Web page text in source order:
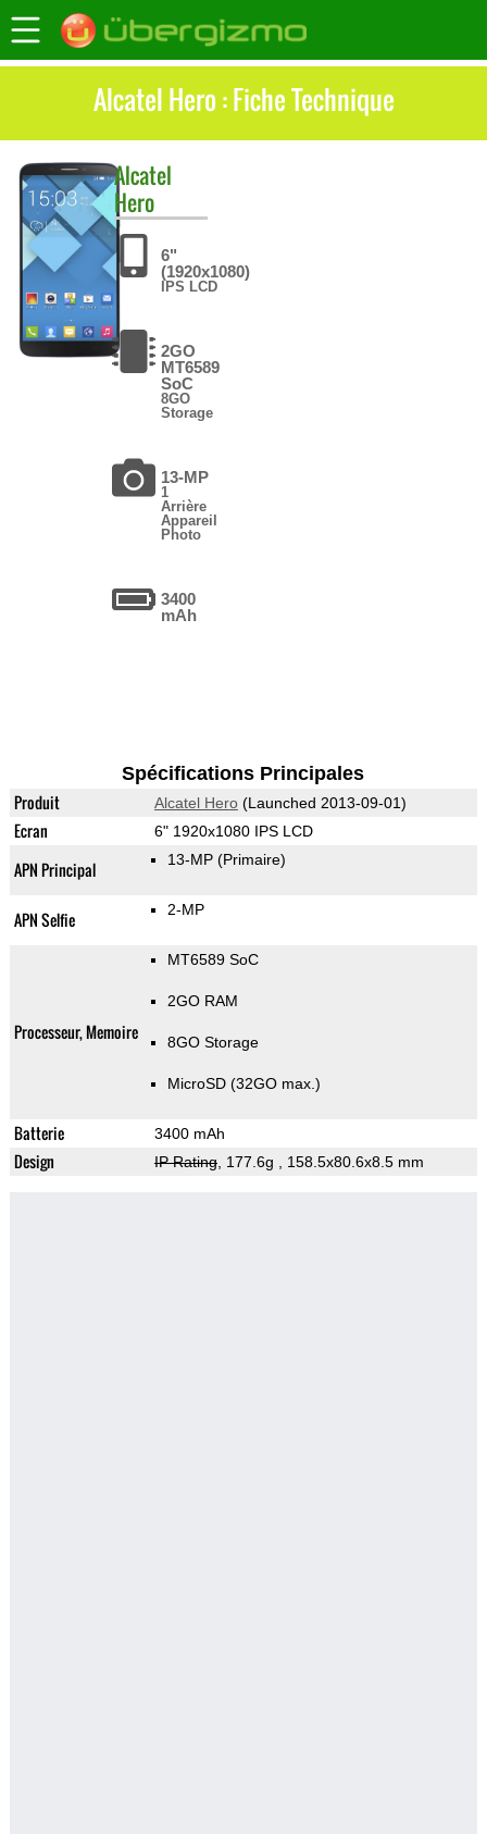
Alcatel Hero : Fiche Technique
Alcatel
Hero
6"
(1920x1080)
IPS LCD
2GO
MT6589
SoC
8GO
Storage
13-MP
1
Arrière
Appareil
Photo
3400
mAh
Spécifications Principales
Produit Alcatel Hero(Launched 2013-09-01)
Ecran 6" 1920x1080 IPS LCD
APN Principal 13-MP (Primaire)
APN Selfie 2-MP
Processeur, Memoire
MT6589 SoC
2GO RAM
8GO Storage
MicroSD (32GO max.)
Batterie 3400 mAh
Design IP Rating, 177.6g , 158.5x80.6x8.5 mm